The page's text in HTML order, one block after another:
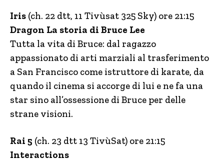
Iris (ch. 22 dtt, 11 Tivùsat 325 Sky) ore 21:15
Dragon La storia di Bruce Lee
Tutta la vita di Bruce: dal ragazzo
appassionato di arti marziali al trasferimento
a San Francisco come istruttore di karate, da
quando il cinema si accorge di lui e ne fa una
star sino all’ossessione di Bruce per delle
strane visioni.
Rai 5 (ch. 23 dtt 13 TivùSat) ore 21:15
Interactions